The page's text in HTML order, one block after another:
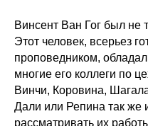
Винсент Ван Гог был не
Этот человек, всерьез
проповедником,
многие его коллеги по
Винчи, Коровина,
Дали или Репина так же
рассматривать их